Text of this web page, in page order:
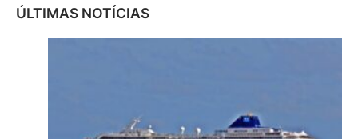
ÚLTIMAS NOTÍCIAS